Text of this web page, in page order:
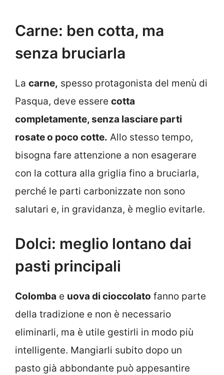
Carne: ben cotta, ma
senza bruciarla
La carne, spesso protagonista del menù di
Pasqua, deve essere cotta
completamente, senza lasciare parti
rosate o poco cotte. Allo stesso tempo,
bisogna fare attenzione a non esagerare
con la cottura alla griglia fino a bruciarla,
perché le parti carbonizzate non sono
salutari e, in gravidanza, è meglio evitarle.
Dolci: meglio lontano dai
pasti principali
Colomba e uova di cioccolato fanno parte
della tradizione e non è necessario
eliminarli, ma è utile gestirli in modo più
intelligente. Mangiarli subito dopo un
pasto già abbondante può appesantire